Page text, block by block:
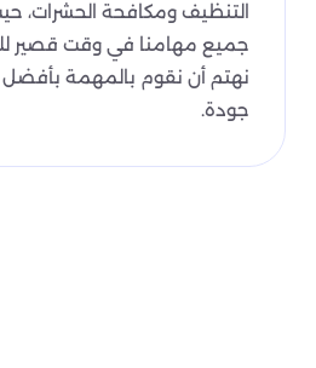
التنظيف ومكافحة الحشرات،
جميع مهامنا في وقت قصير
نهتم أن نقوم بالمهمة
جودة.